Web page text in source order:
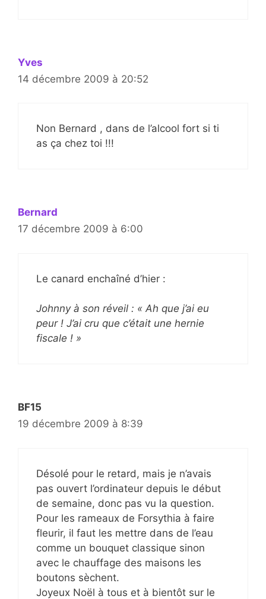
Yves
14 décembre 2009 à 20:52
Non Bernard , dans de l’alcool fort si ti
as ça chez toi !!!
Bernard
17 décembre 2009 à 6:00
Le canard enchaîné d’hier :
Johnny à son réveil : « Ah que j’ai eu
peur ! J’ai cru que c’était une hernie
fiscale ! »
BF15
19 décembre 2009 à 8:39
Désolé pour le retard, mais je n’avais
pas ouvert l’ordinateur depuis le début
de semaine, donc pas vu la question.
Pour les rameaux de Forsythia à faire
fleurir, il faut les mettre dans de l’eau
comme un bouquet classique sinon
avec le chauffage des maisons les
boutons sèchent.
Joyeux Noël à tous et à bientôt sur le